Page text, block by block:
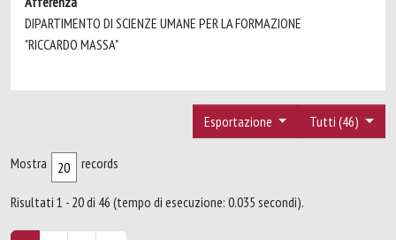
DIPARTIMENTO DI SCIENZE UMANE PER LA FORMAZIONE
"RICCARDO MASSA"
Tutti (46)
Esportazione
Mostra records
Risultati 1 - 20 di 46 (tempo di esecuzione: 0.035 secondi).